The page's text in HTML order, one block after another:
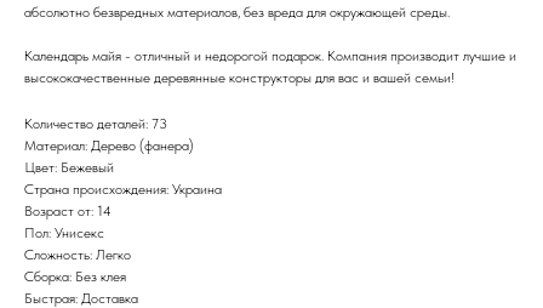
абсолютно безвредных материалов, без вреда для окружающей среды.
Календарь майя - отличный и недорогой подарок. Компания производит лучшие и
высококачественные деревянные конструкторы для вас и вашей семьи!
Количество деталей: 73
Материал: Дерево (фанера)
Цвет: Бежевый
Страна происхождения: Украина
Возраст от: 14
Пол: Унисекс
Сложность: Легко
Сборка: Без клея
Быстрая: Доставка